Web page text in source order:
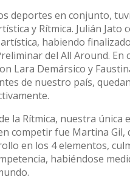
deportes en conjunto,
y Rítmica. Julián Jato
habiendo
del All Around. En
Lara Demársico y
de nuestro país,
la Rítmica, nuestra única
competir fue Martina Gil,
en los 4 elementos,
habiéndose